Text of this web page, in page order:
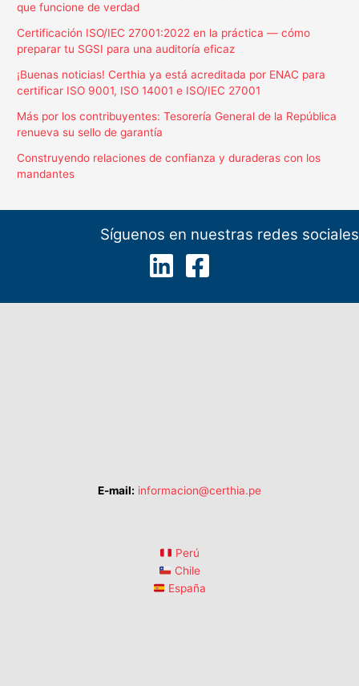
que funcione de verdad
Certificación ISO/IEC 27001:2022 en la práctica — cómo
preparar tu SGSI para una auditoría eficaz
¡Buenas noticias! Certhia ya está acreditada por ENAC para
certificar ISO 9001, ISO 14001 e ISO/IEC 27001
Más por los contribuyentes: Tesorería General de la República
renueva su sello de garantía
Construyendo relaciones de confianza y duraderas con los
mandantes
Síguenos en nuestras redes sociales
E-mail: informacion@certhia.pe
Perú
Chile
España